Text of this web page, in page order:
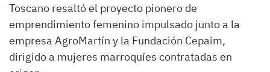
Toscano resaltó el proyecto pionero de
emprendimiento femenino impulsado junto a la
empresa AgroMartín y la Fundación Cepaim,
dirigido a mujeres marroquíes contratadas en